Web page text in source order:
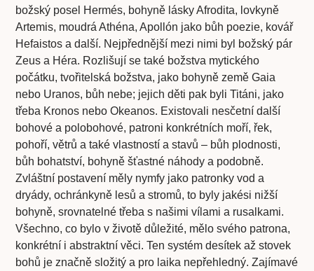
božský posel Hermés, bohyně lásky Afrodita, lovkyně
Artemis, moudrá Athéna, Apollón jako bůh poezie, kovář
Hefaistos a další. Nejpřednější mezi nimi byl božský pár
Zeus a Héra. Rozlišují se také božstva mytického
počátku, tvořitelská božstva, jako bohyně země Gaia
nebo Uranos, bůh nebe; jejich děti pak byli Titáni, jako
třeba Kronos nebo Okeanos. Existovali nesčetní další
bohové a polobohové, patroni konkrétních moří, řek,
pohoří, větrů a také vlastností a stavů – bůh plodnosti,
bůh bohatství, bohyně šťastné náhody a podobně.
Zvláštní postavení měly nymfy jako patronky vod a
dryády, ochránkyně lesů a stromů, to byly jakési nižší
bohyně, srovnatelné třeba s našimi vílami a rusalkami.
Všechno, co bylo v životě důležité, mělo svého patrona,
konkrétní i abstraktní věci. Ten systém desítek až stovek
bohů je značně složitý a pro laika nepřehledný. Zajímavé